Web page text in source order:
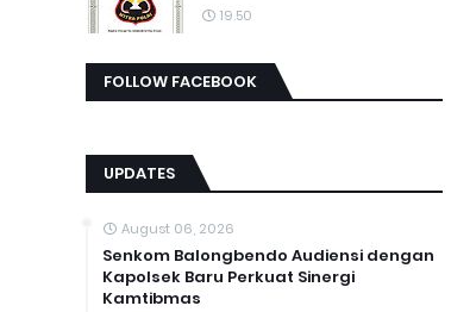
19.50
FOLLOW FACEBOOK
UPDATES
August 06, 2026
Senkom Balongbendo Audiensi dengan
Kapolsek Baru Perkuat Sinergi
Kamtibmas